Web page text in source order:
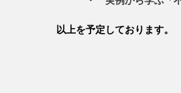
以上を予定しております。